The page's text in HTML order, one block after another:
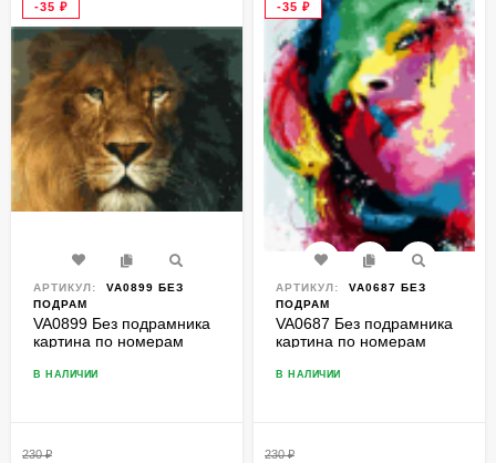
-35 ₽
АРТИКУЛ:
VA0899 БЕЗ
ПОДРАМ
VA0899 Без подрамника
картина по номерам
В НАЛИЧИИ
230₽
-35 ₽
АРТИКУЛ:
VA0687 БЕЗ
ПОДРАМ
VA0687 Без подрамника
картина по номерам
В НАЛИЧИИ
230₽